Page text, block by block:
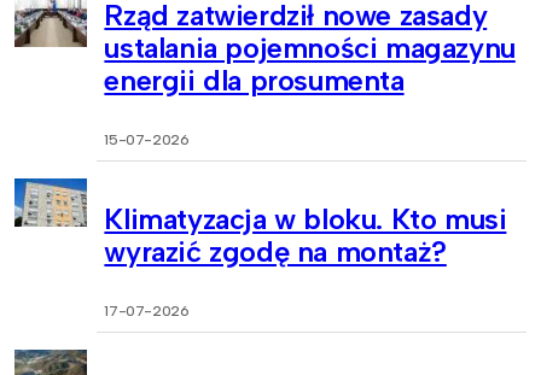
Rząd zatwierdził nowe zasady
ustalania pojemności magazynu
energii dla prosumenta
15-07-2026
Klimatyzacja w bloku. Kto musi
wyrazić zgodę na montaż?
17-07-2026